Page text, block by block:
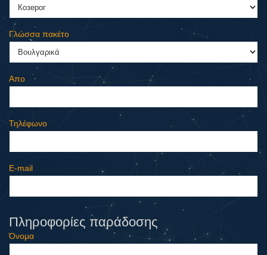
Γλώσσα πακέτο
Απο
Τηλέφωνο
E-mail
Πληροφορίες παράδοσης
Όνομα